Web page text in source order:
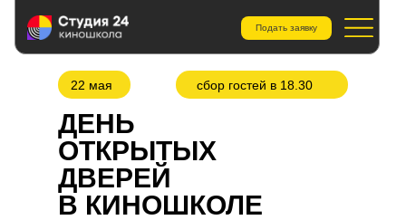
Подать заявку
ДЕНЬ
ОТКРЫТЫХ
ДВЕРЕЙ
В КИНОШКОЛЕ
сбор гостей в 18.30
22 мая